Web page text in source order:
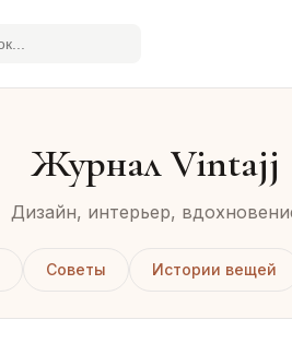
Журнал Vintajj
Дизайн, интерьер,
Советы Истории вещей